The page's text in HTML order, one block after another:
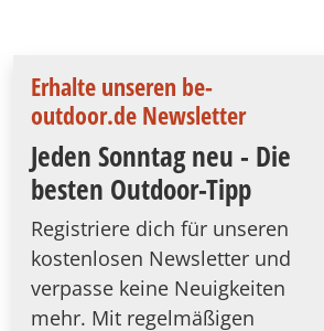
Erhalte unseren be-
outdoor.de Newsletter
Jeden Sonntag neu - Die
besten Outdoor-Tipp
Registriere dich für unseren
kostenlosen Newsletter und
verpasse keine Neuigkeiten
mehr. Mit regelmäßigen